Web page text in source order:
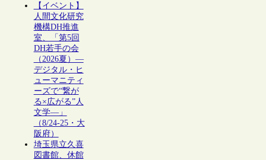
【イベント】
人間文化研究
機構DH推進
室、「第5回
DH若手の会
（2026夏）―
デジタル・ヒ
ューマニティ
ーズで“繋が
る×広がる”人
文学―」
（8/24-25・大
阪府）
埼玉県立久喜
図書館、休館